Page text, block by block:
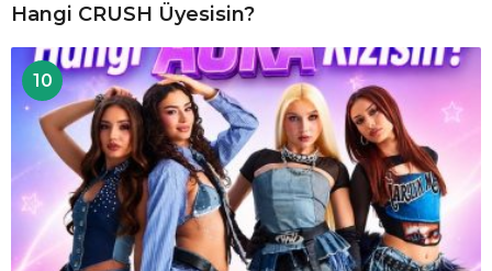
Hangi CRUSH Üyesisin?
10